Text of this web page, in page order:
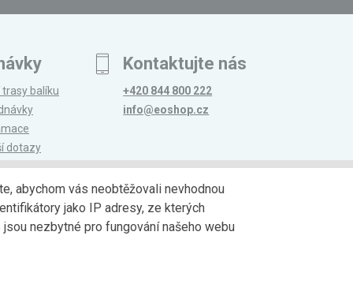
balíku
dotazy
Kontaktujte nás
+420 844 800 222
info@eoshop.cz
Partneři
abychom vás neobtěžovali nevhodnou
jako IP adresy, ze kterých
nezbytné pro fungování našeho webu